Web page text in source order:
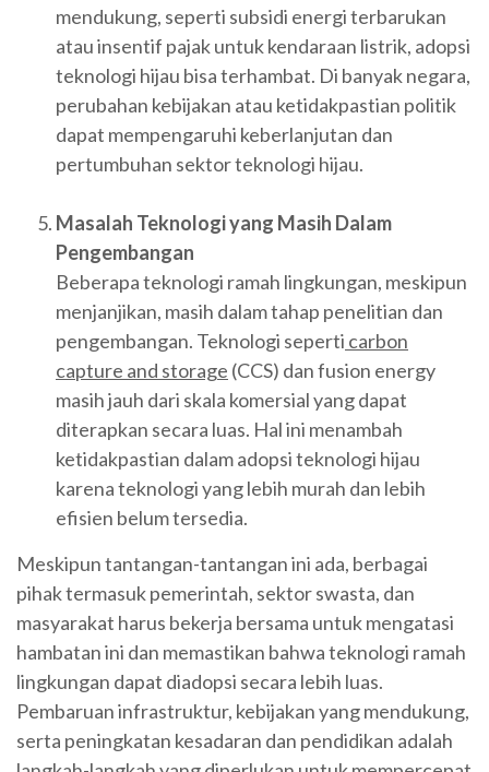
mendukung, seperti subsidi energi terbarukan
atau insentif pajak untuk kendaraan listrik, adopsi
teknologi hijau bisa terhambat. Di banyak negara,
perubahan kebijakan atau ketidakpastian politik
dapat mempengaruhi keberlanjutan dan
pertumbuhan sektor teknologi hijau.
Masalah Teknologi yang Masih Dalam
Pengembangan
Beberapa teknologi ramah lingkungan, meskipun
menjanjikan, masih dalam tahap penelitian dan
pengembangan. Teknologi seperti carbon
capture and storage (CCS) dan fusion energy
masih jauh dari skala komersial yang dapat
diterapkan secara luas. Hal ini menambah
ketidakpastian dalam adopsi teknologi hijau
karena teknologi yang lebih murah dan lebih
efisien belum tersedia.
Meskipun tantangan-tantangan ini ada, berbagai
pihak termasuk pemerintah, sektor swasta, dan
masyarakat harus bekerja bersama untuk mengatasi
hambatan ini dan memastikan bahwa teknologi ramah
lingkungan dapat diadopsi secara lebih luas.
Pembaruan infrastruktur, kebijakan yang mendukung,
serta peningkatan kesadaran dan pendidikan adalah